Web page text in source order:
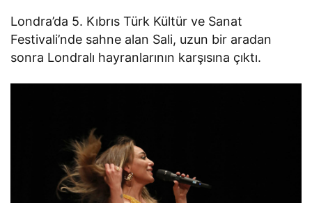
Londra’da 5. Kıbrıs Türk Kültür ve Sanat
Festivali’nde sahne alan Sali, uzun bir aradan
sonra Londralı hayranlarının karşısına çıktı.